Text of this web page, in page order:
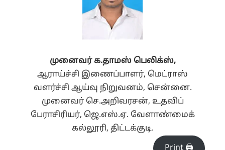
முனைவர் க.தாமஸ் பெலிக்ஸ்,
ஆராய்ச்சி இணைப்பாளர், மெட்ராஸ்
வளர்ச்சி ஆய்வு நிறுவனம், சென்னை.
முனைவர் செ.அறிவரசன், உதவிப்
பேராசிரியர், ஜெ.எஸ்.ஏ. வேளாண்மைக்
கல்லூரி, திட்டக்குடி.